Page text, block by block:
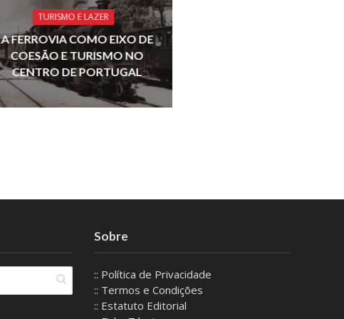
TURISMO E LAZER
A FERROVIA COMO EIXO DE
COESÃO E TURISMO NO
CENTRO DE PORTUGAL
Sobre
:: Política de Privacidade
:: Termos e Condições
:: Estatuto Editorial